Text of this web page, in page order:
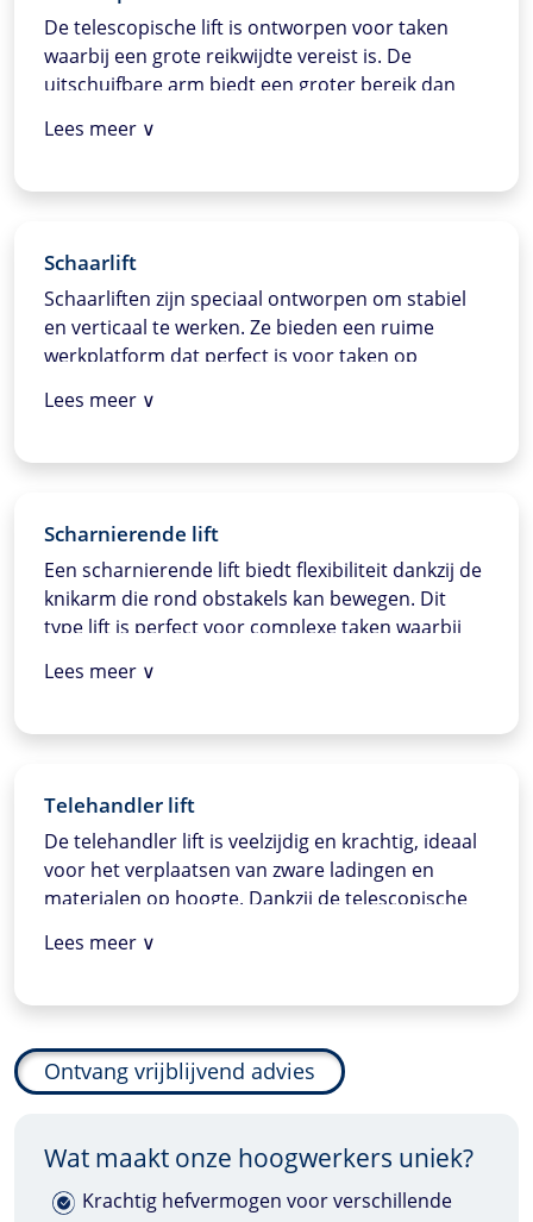
De telescopische lift is ontworpen voor taken
waarbij een grote reikwijdte vereist is. De
uitschuifbare arm biedt een groter bereik dan
hoge of moeilijk toegankelijke plekken.
Lees meer ∨
Schaarlift
Schaarliften zijn speciaal ontworpen om stabiel
en verticaal te werken. Ze bieden een ruime
werkplatform dat perfect is voor taken op
installaties. Met hefhoogtes tot wel 18 meter
gebruikers tegelijk, waardoor productiviteit en
Lees meer ∨
Scharnierende lift
Een scharnierende lift biedt flexibiliteit dankzij de
knikarm die rond obstakels kan bewegen. Dit
type lift is perfect voor complexe taken waarbij
zijwaartse reikwijdte, zoals bij het onderhoud van
omgevingen met hindernissen.
Lees meer ∨
Telehandler lift
De telehandler lift is veelzijdig en krachtig, ideaal
voor het verplaatsen van zware ladingen en
materialen op hoogte. Dankzij de telescopische
en is hij uitermate geschikt voor zwaar werk op
Lees meer ∨
Ontvang vrijblijvend advies
Wat maakt onze hoogwerkers uniek?
Krachtig hefvermogen voor verschillende